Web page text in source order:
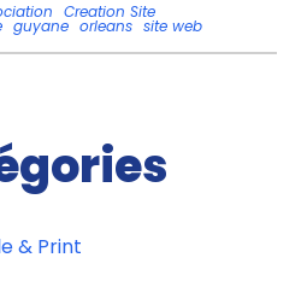
Creation Site
guyane orleans site web
& Print